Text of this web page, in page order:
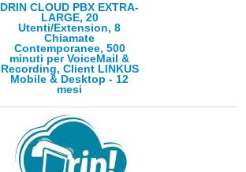
DRIN CLOUD PBX EXTRA-
LARGE, 20
Utenti/Extension, 8
Chiamate
Contemporanee, 500
minuti per VoiceMail &
Recording, Client LINKUS
Mobile & Desktop - 12
mesi